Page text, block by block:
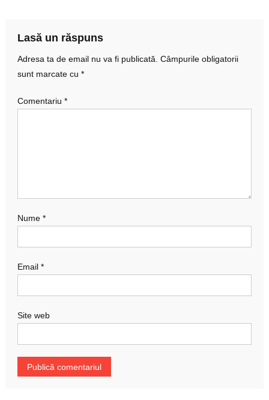
Lasă un răspuns
Adresa ta de email nu va fi publicată. Câmpurile obligatorii
sunt marcate cu *
Comentariu *
Nume *
Email *
Site web